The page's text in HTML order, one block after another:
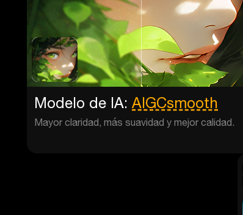
Modelo de IA: AIGCsmooth
Mayor claridad, más suavidad y mejor calidad.